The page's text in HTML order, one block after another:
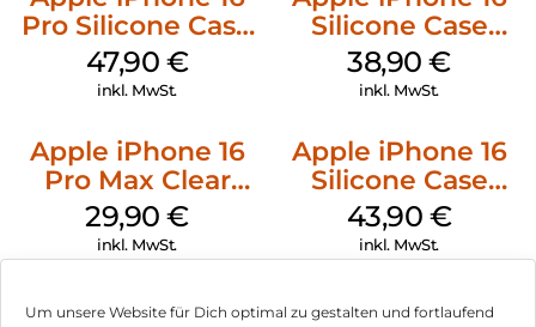
Um unsere Website für Dich optimal zu gestalten und fortlaufend
Pro Silicone Case
MagSafe Denim
47,90 €
inkl. MwSt.
Silicone Case
MagSafe
Ultramarine
38,90€
inkl. MwSt.
Apple iPhone 16
Pro Max Clear
Case MagSafe
Transparent
29,90€
inkl. MwSt.
Apple iPhone 16
Silicone Case
MagSafe Plum
43,90 €
inkl. MwSt.